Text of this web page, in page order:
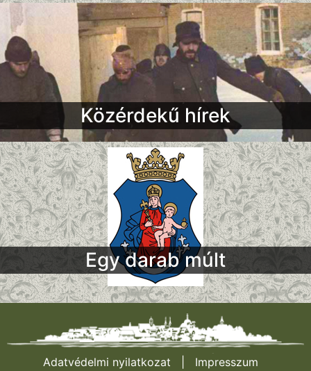
Közérdekű hírek
Egy darab múlt
Adatvédelmi nyilatkozat Impresszum